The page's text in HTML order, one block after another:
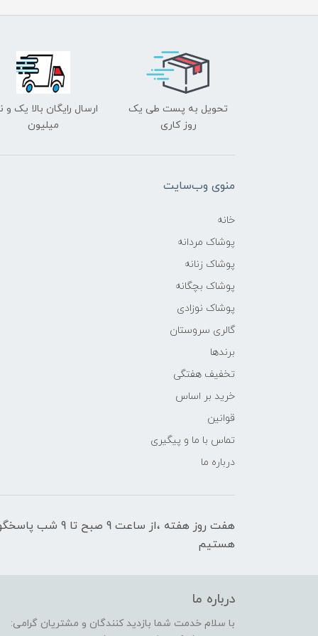
تحویل به پست طی یک
روز کاری
ارسال رایگان بالا یک و
میلیون
منوی وب‌سایت
خانه
پوشاک مردانه
پوشاک زنانه
پوشاک بچگانه
پوشاک نوزادی
گالری سروستان
برندها
تخفیف هفتگی
خرید بر اساس
قوانین
تماس با ما و پیگیری
درباره ما
هفت روز هفته ،از
هستیم
درباره ما
با سلام خدمت شما بازدید کنندگان و مشتریان گرامی: